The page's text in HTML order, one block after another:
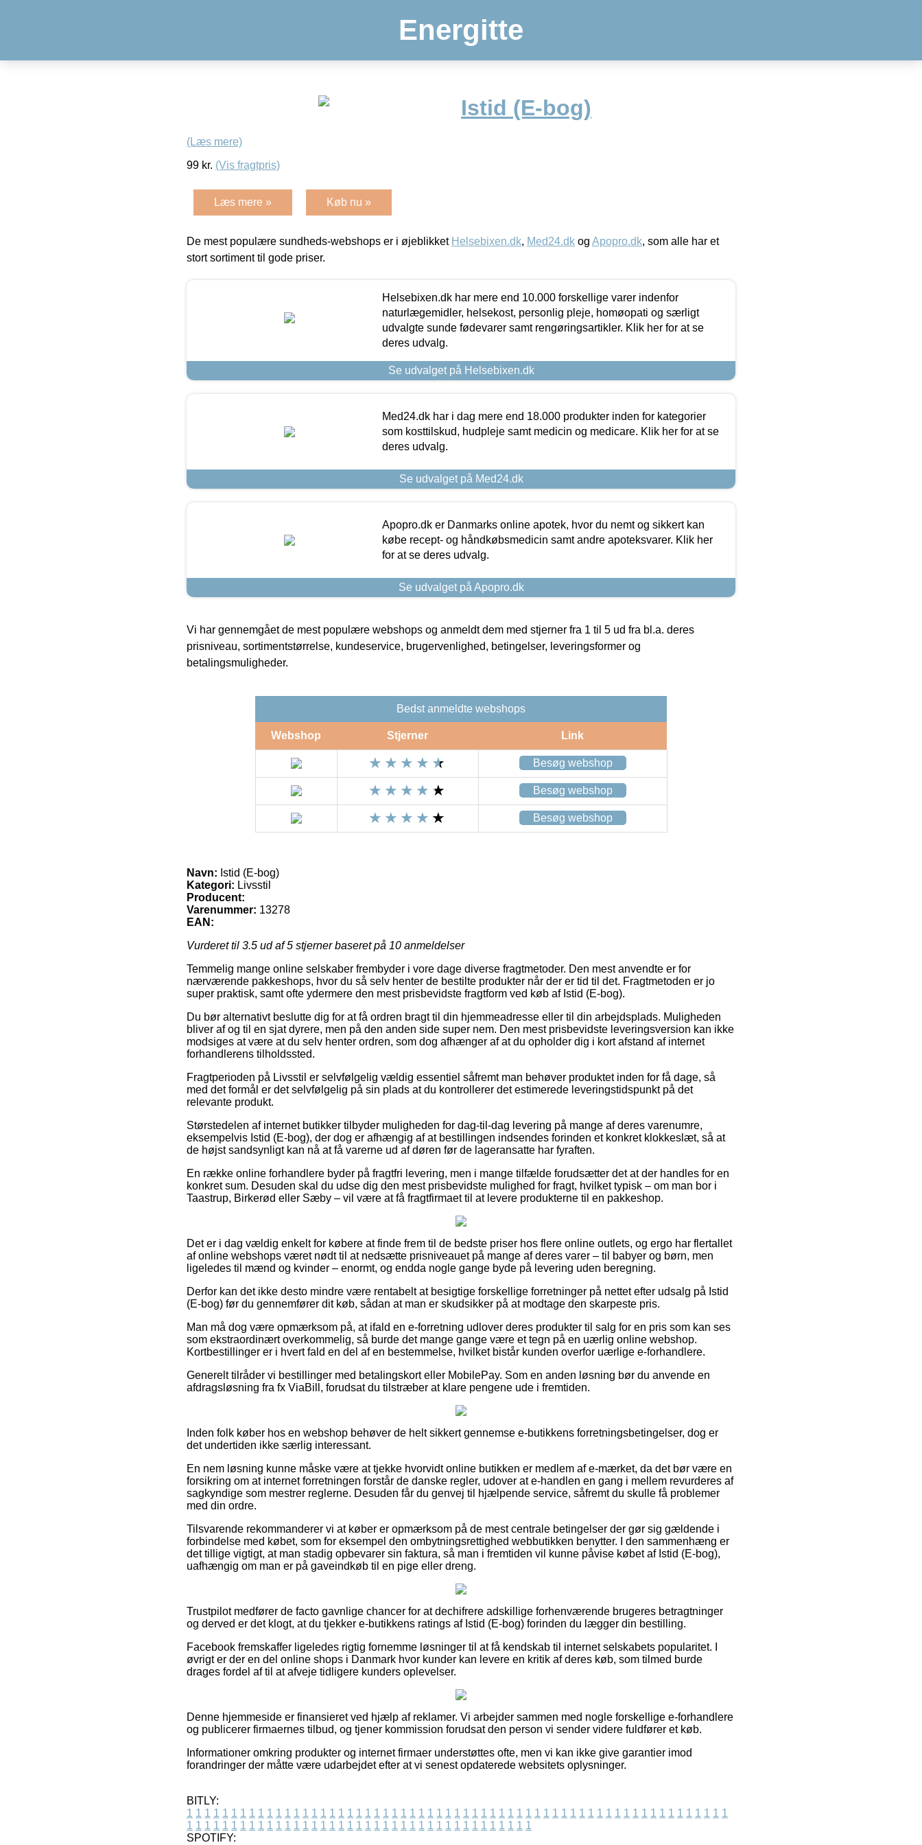
Energitte
Istid (E-bog)
(Læs mere)
99 kr. (Vis fragtpris)
Læs mere » Køb nu »
De mest populære sundheds-webshops er i øjeblikket Helsebixen.dk, Med24.dk og Apopro.dk, som alle har et
stort sortiment til gode priser.
Helsebixen.dk har mere end 10.000 forskellige varer indenfor
naturlægemidler, helsekost, personlig pleje, homøopati og særligt
udvalgte sunde fødevarer samt rengøringsartikler. Klik her for at se
deres udvalg.
Se udvalget på Helsebixen.dk
Med24.dk har i dag mere end 18.000 produkter inden for kategorier
som kosttilskud, hudpleje samt medicin og medicare. Klik her for at se
deres udvalg.
Se udvalget på Med24.dk
Apopro.dk er Danmarks online apotek, hvor du nemt og sikkert kan
købe recept- og håndkøbsmedicin samt andre apoteksvarer. Klik her
for at se deres udvalg.
Se udvalget på Apopro.dk
Vi har gennemgået de mest populære webshops og anmeldt dem med stjerner fra 1 til 5 ud fra bl.a. deres
prisniveau, sortimentstørrelse, kundeservice, brugervenlighed, betingelser, leveringsformer og
betalingsmuligheder.
Bedst anmeldte webshops
Webshop Stjerner Link
Besøg webshop
Besøg webshop
Besøg webshop
Navn: Istid (E-bog)
Kategori: Livsstil
Producent:
Varenummer: 13278
EAN:
Vurderet til 3.5 ud af 5 stjerner baseret på 10 anmeldelser
Temmelig mange online selskaber frembyder i vore dage diverse fragtmetoder. Den mest anvendte er for
nærværende pakkeshops, hvor du så selv henter de bestilte produkter når der er tid til det. Fragtmetoden er jo
super praktisk, samt ofte ydermere den mest prisbevidste fragtform ved køb af Istid (E-bog).
Du bør alternativt beslutte dig for at få ordren bragt til din hjemmeadresse eller til din arbejdsplads. Muligheden
bliver af og til en sjat dyrere, men på den anden side super nem. Den mest prisbevidste leveringsversion kan ikke
modsiges at være at du selv henter ordren, som dog afhænger af at du opholder dig i kort afstand af internet
forhandlerens tilholdssted.
Fragtperioden på Livsstil er selvfølgelig vældig essentiel såfremt man behøver produktet inden for få dage, så
med det formål er det selvfølgelig på sin plads at du kontrollerer det estimerede leveringstidspunkt på det
relevante produkt.
Størstedelen af internet butikker tilbyder muligheden for dag-til-dag levering på mange af deres varenumre,
eksempelvis Istid (E-bog), der dog er afhængig af at bestillingen indsendes forinden et konkret klokkeslæt, så at
de højst sandsynligt kan nå at få varerne ud af døren før de lageransatte har fyraften.
En række online forhandlere byder på fragtfri levering, men i mange tilfælde forudsætter det at der handles for en
konkret sum. Desuden skal du udse dig den mest prisbevidste mulighed for fragt, hvilket typisk – om man bor i
Taastrup, Birkerød eller Sæby – vil være at få fragtfirmaet til at levere produkterne til en pakkeshop.
Det er i dag vældig enkelt for købere at finde frem til de bedste priser hos flere online outlets, og ergo har flertallet
af online webshops været nødt til at nedsætte prisniveauet på mange af deres varer – til babyer og børn, men
ligeledes til mænd og kvinder – enormt, og endda nogle gange byde på levering uden beregning.
Derfor kan det ikke desto mindre være rentabelt at besigtige forskellige forretninger på nettet efter udsalg på Istid
(E-bog) før du gennemfører dit køb, sådan at man er skudsikker på at modtage den skarpeste pris.
Man må dog være opmærksom på, at ifald en e-forretning udlover deres produkter til salg for en pris som kan ses
som ekstraordinært overkommelig, så burde det mange gange være et tegn på en uærlig online webshop.
Kortbestillinger er i hvert fald en del af en bestemmelse, hvilket bistår kunden overfor uærlige e-forhandlere.
Generelt tilråder vi bestillinger med betalingskort eller MobilePay. Som en anden løsning bør du anvende en
afdragsløsning fra fx ViaBill, forudsat du tilstræber at klare pengene ude i fremtiden.
Inden folk køber hos en webshop behøver de helt sikkert gennemse e-butikkens forretningsbetingelser, dog er
det undertiden ikke særlig interessant.
En nem løsning kunne måske være at tjekke hvorvidt online butikken er medlem af e-mærket, da det bør være en
forsikring om at internet forretningen forstår de danske regler, udover at e-handlen en gang i mellem revurderes af
sagkyndige som mestrer reglerne. Desuden får du genvej til hjælpende service, såfremt du skulle få problemer
med din ordre.
Tilsvarende rekommanderer vi at køber er opmærksom på de mest centrale betingelser der gør sig gældende i
forbindelse med købet, som for eksempel den ombytningsrettighed webbutikken benytter. I den sammenhæng er
det tillige vigtigt, at man stadig opbevarer sin faktura, så man i fremtiden vil kunne påvise købet af Istid (E-bog),
uafhængig om man er på gaveindkøb til en pige eller dreng.
Trustpilot medfører de facto gavnlige chancer for at dechifrere adskillige forhenværende brugeres betragtninger
og derved er det klogt, at du tjekker e-butikkens ratings af Istid (E-bog) forinden du lægger din bestilling.
Facebook fremskaffer ligeledes rigtig fornemme løsninger til at få kendskab til internet selskabets popularitet. I
øvrigt er der en del online shops i Danmark hvor kunder kan levere en kritik af deres køb, som tilmed burde
drages fordel af til at afveje tidligere kunders oplevelser.
Denne hjemmeside er finansieret ved hjælp af reklamer. Vi arbejder sammen med nogle forskellige e-forhandlere
og publicerer firmaernes tilbud, og tjener kommission forudsat den person vi sender videre fuldfører et køb.
Informationer omkring produkter og internet firmaer understøttes ofte, men vi kan ikke give garantier imod
forandringer der måtte være udarbejdet efter at vi senest opdaterede websitets oplysninger.
BITLY:
1 1 1 1 1 1 1 1 1 1 1 1 1 1 1 1 1 1 1 1 1 1 1 1 1 1 1 1 1 1 1 1 1 1 1 1 1 1 1 1 1 1 1 1 1 1 1 1 1 1 1 1 1 1 1 1 1 1 1 1 1
1 1 1 1 1 1 1 1 1 1 1 1 1 1 1 1 1 1 1 1 1 1 1 1 1 1 1 1 1 1 1 1 1 1 1 1 1 1 1
SPOTIFY: